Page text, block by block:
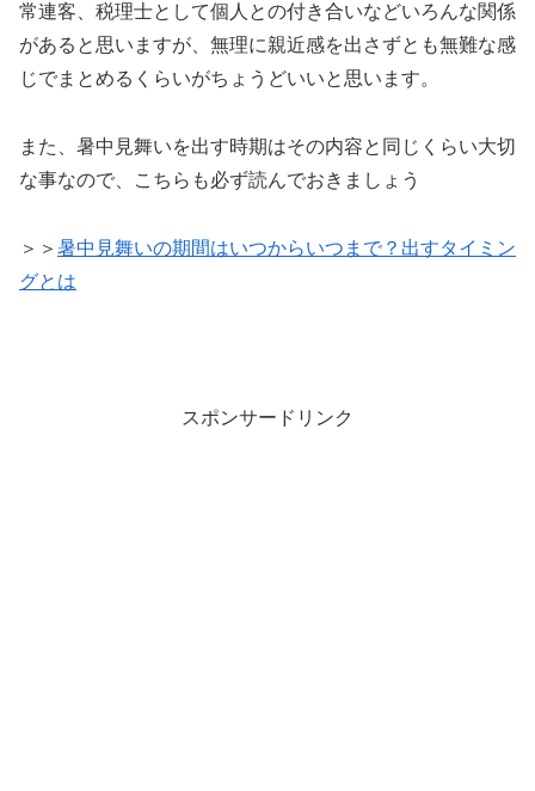
常連客、税理士として個人との付き合いなどいろんな関係
があると思いますが、無理に親近感を出さずとも無難な感
じでまとめるくらいがちょうどいいと思います。
また、暑中見舞いを出す時期はその内容と同じくらい大切
な事なので、こちらも必ず読んでおきましょう
＞＞ 暑中見舞いの期間はいつからいつまで？出すタイミン
グとは
スポンサードリンク